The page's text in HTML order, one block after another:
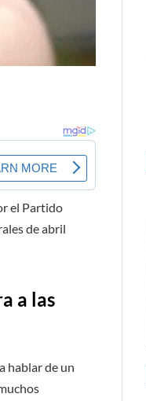
el Partido
de abril
a las
hablar de un